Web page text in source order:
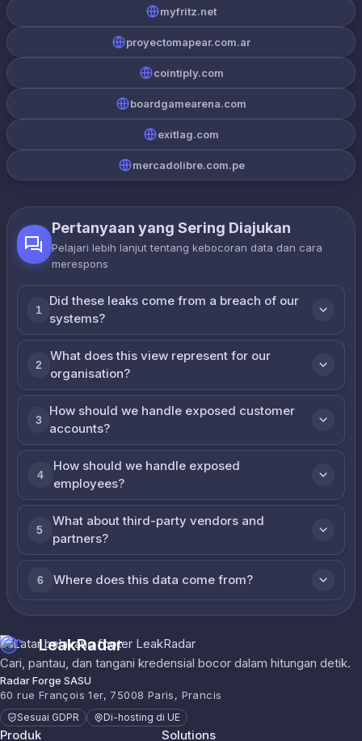
myfritz.net
proyectomapear.com.ar
cointiply.com
boardgamearena.com
exitlag.com
mercadolibre.com.pe
Pertanyaan yang Sering Diajukan
Pelajari lebih lanjut tentang kebocoran data dan cara
merespons
1
Did these leaks come from a breach of our
systems?
2
What does this view represent for our
organisation?
3
How should we handle exposed customer
accounts?
4
How should we handle exposed
employees?
5
What about third-party vendors and
partners?
6 Where does this data come from?
LeakRadar
Cari, pantau, dan tangani kredensial bocor dalam hitungan detik.
Radar Forge SASU
60 rue François 1er, 75008 Paris, Prancis
Sesuai GDPR Di-hosting di UE
Produk Solutions